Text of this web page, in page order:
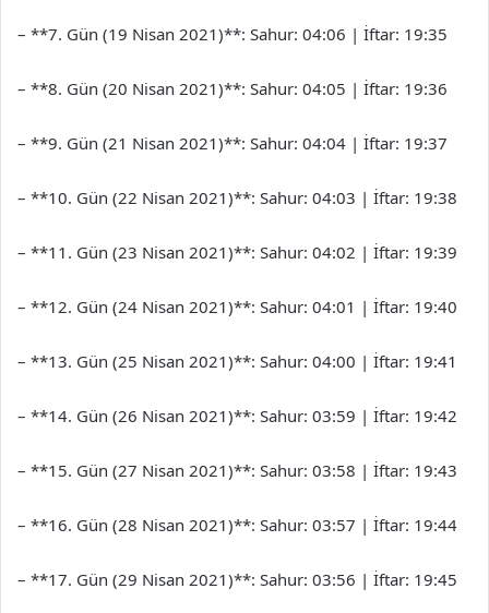
– **7. Gün (19 Nisan 2021)**: Sahur: 04:06 | İftar: 19:35
– **8. Gün (20 Nisan 2021)**: Sahur: 04:05 | İftar: 19:36
– **9. Gün (21 Nisan 2021)**: Sahur: 04:04 | İftar: 19:37
– **10. Gün (22 Nisan 2021)**: Sahur: 04:03 | İftar: 19:38
– **11. Gün (23 Nisan 2021)**: Sahur: 04:02 | İftar: 19:39
– **12. Gün (24 Nisan 2021)**: Sahur: 04:01 | İftar: 19:40
– **13. Gün (25 Nisan 2021)**: Sahur: 04:00 | İftar: 19:41
– **14. Gün (26 Nisan 2021)**: Sahur: 03:59 | İftar: 19:42
– **15. Gün (27 Nisan 2021)**: Sahur: 03:58 | İftar: 19:43
– **16. Gün (28 Nisan 2021)**: Sahur: 03:57 | İftar: 19:44
– **17. Gün (29 Nisan 2021)**: Sahur: 03:56 | İftar: 19:45